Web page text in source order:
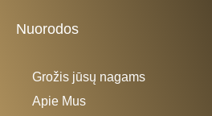
Nuorodos
Grožis jūsų nagams
Apie Mus